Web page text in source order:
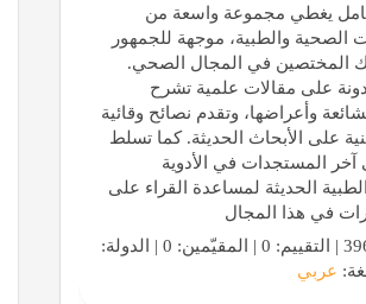
يغطي مجموعة واسعة من
الصحية والطبية، موجهة للجمهور
المختصين في المجال الصحي.
على مقالات علمية تشرح
وأعراضها، وتقدم نصائح وقائية
على الأبحاث الحديثة. كما تسلط
آخر المستجدات في الأدوية
الحديثة لمساعدة القراء على
في هذا المجال
عربي